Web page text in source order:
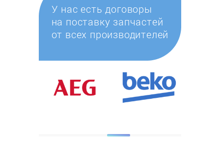
У нас есть договоры
на поставку запчастей
от всех производителей